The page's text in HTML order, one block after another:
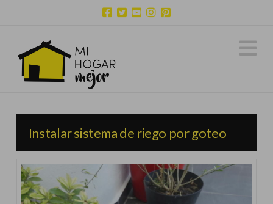
Instalar sistema de riego por goteo